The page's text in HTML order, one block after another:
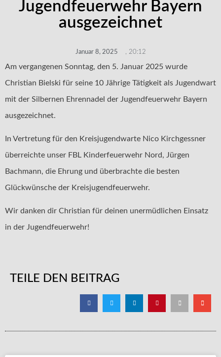
Jugendfeuerwehr Bayern
ausgezeichnet
Januar 8, 2025 20:12
Am vergangenen Sonntag, den 5. Januar 2025 wurde
Christian Bielski für seine 10 Jährige Tätigkeit als Jugendwart
mit der Silbernen Ehrennadel der Jugendfeuerwehr Bayern
ausgezeichnet.
In Vertretung für den Kreisjugendwarte Nico Kirchgessner
überreichte unser FBL Kinderfeuerwehr Nord, Jürgen
Bachmann, die Ehrung und überbrachte die besten
Glückwünsche der Kreisjugendfeuerwehr.
Wir danken dir Christian für deinen unermüdlichen Einsatz
in der Jugendfeuerwehr!
TEILE DEN BEITRAG